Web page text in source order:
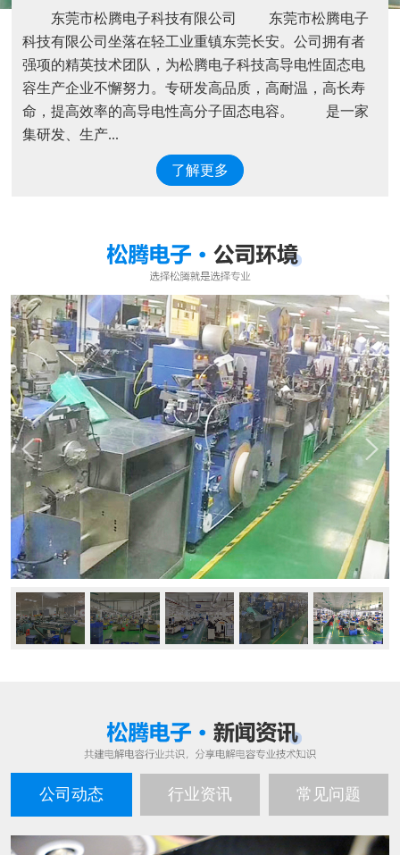
东莞市松腾电子科技有限公司 东莞市松腾电子
科技有限公司坐落在轻工业重镇东莞长安。公司拥有者
强项的精英技术团队，为松腾电子科技高导电性固态电
容生产企业不懈努力。专研发高品质，高耐温，高长寿
命，提高效率的高导电性高分子固态电容。 是一家
集研发、生产...
了解更多
公司动态 行业资讯 常见问题